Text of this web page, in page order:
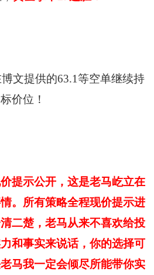
文提供的63.1等空单继续持
价位！
提示公开，这是老马屹立在
。所有策略全程现价提示进
二楚，老马从来不喜欢给投
和事实来说话，你的选择可
马我一定会倾尽所能带你实